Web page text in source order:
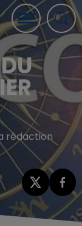
rédaction